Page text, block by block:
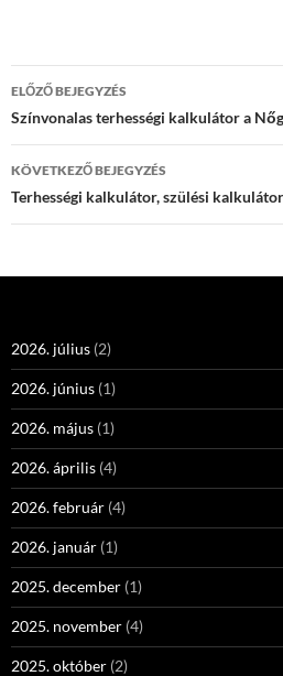
Bejegyzés
navigáció
ELŐZŐ BEJEGYZÉS
Színvonalas terhességi kalkulátor a
KÖVETKEZŐ BEJEGYZÉS
Terhességi kalkulátor, szülési
2026. július (2)
2026. június (1)
2026. május (1)
2026. április (4)
2026. február (4)
2026. január (1)
2025. december (1)
2025. november (4)
2025. október (2)